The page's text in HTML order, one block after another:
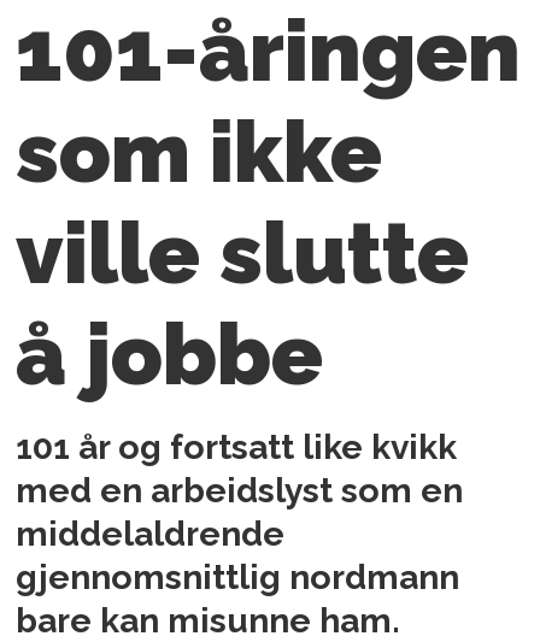
101-åringen
som ikke
ville slutte
å jobbe
101 år og fortsatt like kvikk
med en arbeidslyst som en
middelaldrende
gjennomsnittlig nordmann
bare kan misunne ham.